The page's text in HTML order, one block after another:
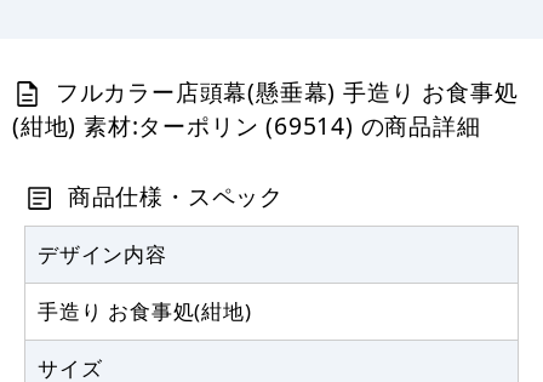
フルカラー店頭幕(懸垂幕) 手造り お食事処
(紺地) 素材:ターポリン (69514) の商品詳細
商品仕様・スペック
デザイン内容
手造り お食事処(紺地)
サイズ